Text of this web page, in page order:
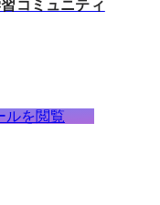
コミュニティ
ルを閲覧